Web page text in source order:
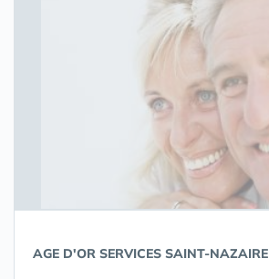
AGE D'OR SERVICES SAINT-NAZAIRE